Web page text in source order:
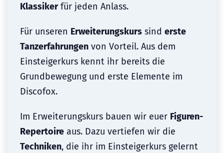
Klassikerfür jeden Anlass.
Für unseren Erweiterungskurs sind erste
Tanzerfahrungen von Vorteil. Aus dem
Einsteigerkurs kennt ihr bereits die
Grundbewegung und erste Elemente im
Discofox.
Im Erweiterungskurs bauen wir euer Figuren-
Repertoire aus. Dazu vertiefen wir die
Techniken, die ihr im Einsteigerkurs gelernt